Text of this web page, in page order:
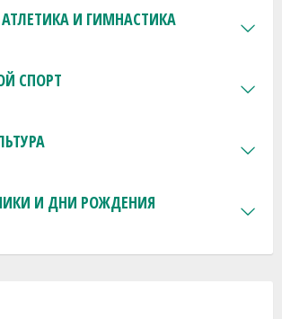
АТЛЕТИКА И ГИМНАСТИКА
СПОРТ
И ДНИ РОЖДЕНИЯ